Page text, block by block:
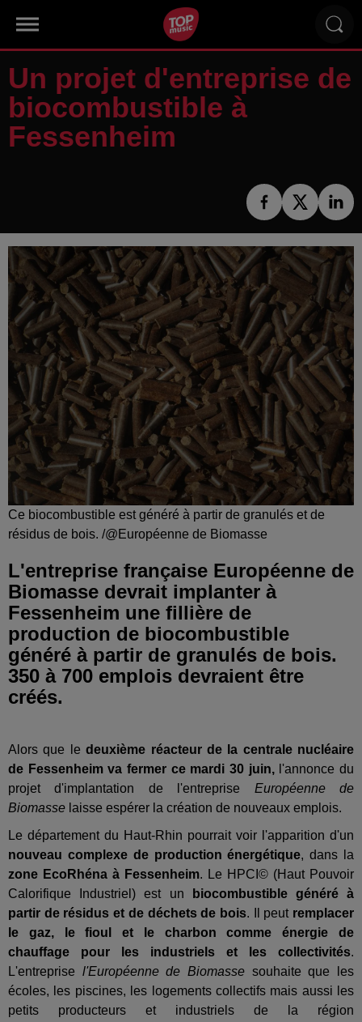
Un projet d'entreprise de
biocombustible à
Fessenheim
Ce biocombustible est généré à partir de granulés et de
résidus de bois. /@Européenne de Biomasse
L'entreprise française Européenne de
Biomasse devrait implanter à
Fessenheim une fillière de
production de biocombustible
généré à partir de granulés de bois.
350 à 700 emplois devraient être
créés.
Alors que ledeuxième réacteur de la centrale nucléaire
de Fessenheim va fermer ce mardi 30 juin, l'annonce du
projet d'implantation de l'entreprise Européenne de
Biomasse laisse espérer la création de nouveaux emplois.
Le département du Haut-Rhin pourrait voir l'apparition d'un
nouveau complexe de production énergétique, dans la
zone EcoRhéna à Fessenheim. Le HPCI© (Haut Pouvoir
Calorifique Industriel) est un
biocombustible généré à
partir de résidus et de déchets de bois. Il peut remplacer
le gaz, le fioul et le charbon comme énergie de
chauffage pour les industriels et les collectivités.
L'entreprise l'Européenne de Biomasse souhaite que les
écoles, les piscines, les logements collectifs mais aussi les
petits producteurs et industriels de la région